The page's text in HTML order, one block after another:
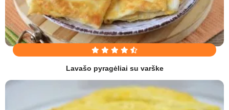
Lavašo pyragėliai su varške